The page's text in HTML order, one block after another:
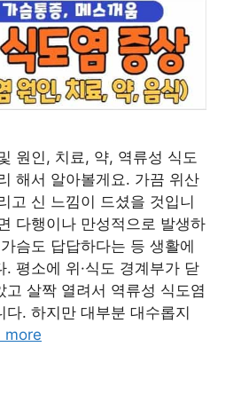
원인, 치료, 약, 역류성 식도
해서 알아볼게요. 가끔 위산
고 신 느낌이 드셨을 것입니
다행이나 만성적으로 발생하
슴도 답답하다는 등 생활에
평소에 위·식도 경계부가 닫
고 살짝 열려서 역류성 식도염
다. 하지만 대부분 대수롭지
more